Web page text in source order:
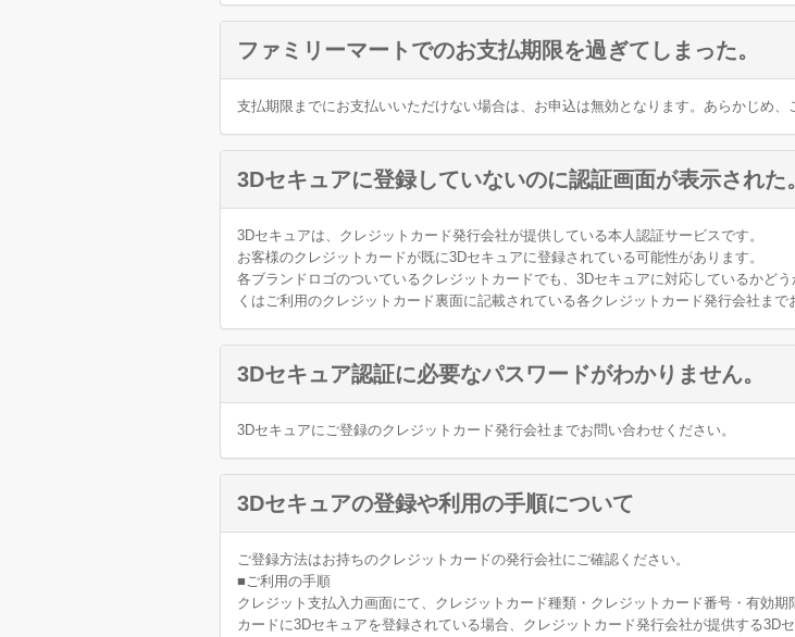
ファミリーマートでのお支払期限を過ぎてしまった。
支払期限までにお支払いいただけない場合は、お申込は無効となります。あらかじめ、
3Dセキュアに登録していないのに認証画面が表示された。
3Dセキュアは、クレジットカード発行会社が提供している本人認証サービスです。
お客様のクレジットカードが既に3Dセキュアに登録されている可能性があります。
各ブランドロゴのついているクレジットカードでも、3Dセキュアに対応しているかど
くはご利用のクレジットカード裏面に記載されている各クレジットカード発行会社まで
3Dセキュア認証に必要なパスワードがわかりません。
3Dセキュアにご登録のクレジットカード発行会社までお問い合わせください。
3Dセキュアの登録や利用の手順について
ご登録方法はお持ちのクレジットカードの発行会社にご確認ください。
■ご利用の手順
クレジット支払入力画面にて、クレジットカード種類・クレジットカード番号・有効
カードに3Dセキュアを登録されている場合、クレジットカード発行会社が提供する3D